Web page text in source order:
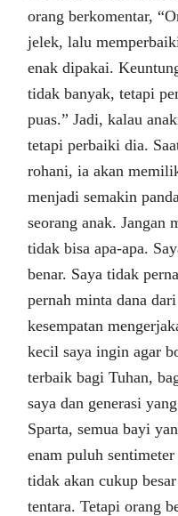
orang berkomentar,
jelek, lalu
enak dipakai.
tidak banyak, tetapi
puas.” Jadi, kalau
tetapi perbaiki dia.
rohani, ia akan
menjadi semakin
seorang anak. Jangan
tidak bisa apa-apa.
benar. Saya tidak
pernah minta dana
kesempatan
kecil saya ingin agar
terbaik bagi Tuhan,
saya dan generasi
Sparta, semua bayi
enam puluh
tidak akan cukup
tentara. Tetapi orang